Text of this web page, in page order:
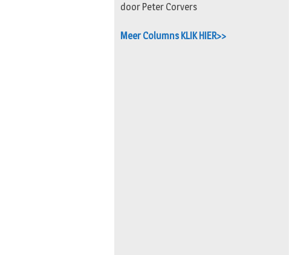
door Peter Corvers
Meer Columns KLIK HIER>>